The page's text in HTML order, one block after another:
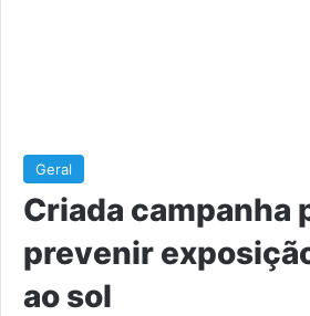
Geral
Criada campanha
prevenir
ao sol